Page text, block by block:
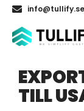
info@tullify.se
TILL